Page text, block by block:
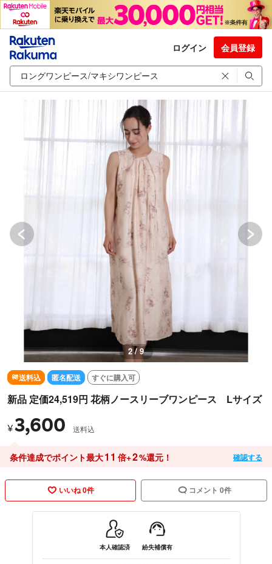
ログイン 会員登録
2 / 9
送料込 匿名配送 すぐに購入可
新品 定価24,519円 花柄ノースリーブワンピース Lサイズ
¥3,600 送料込
条件達成でポイント最大11 倍+2%還元！ 確認する
いいね 0件 コメント 0件
本人確認済 紛失補償有